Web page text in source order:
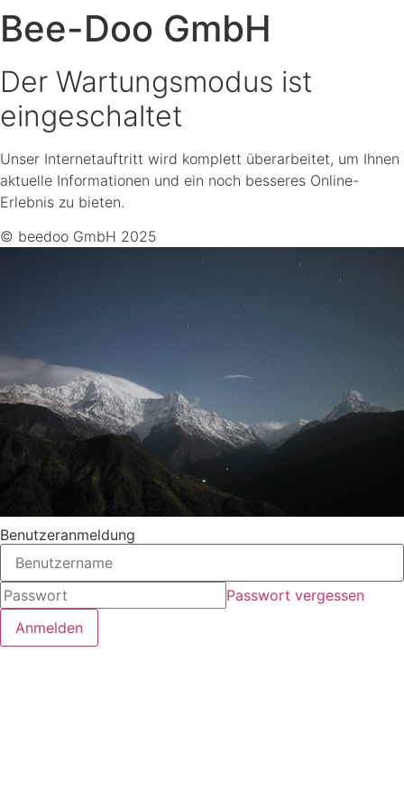
Bee-Doo GmbH
Der Wartungsmodus ist
eingeschaltet
Unser Internetauftritt wird komplett überarbeitet, um Ihnen
aktuelle Informationen und ein noch besseres Online-
Erlebnis zu bieten.
© beedoo GmbH 2025
Benutzeranmeldung
Passwort vergessen